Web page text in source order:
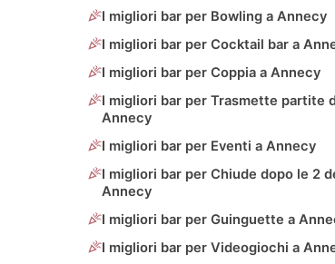
I migliori bar per Bowling a Annecy
I migliori bar per Cocktail bar a
I migliori bar per Coppia a Annecy
I migliori bar per Trasmette partite
Annecy
I migliori bar per Eventi a Annecy
I migliori bar per Chiude dopo le 2
Annecy
I migliori bar per Guinguette a
I migliori bar per Videogiochi a